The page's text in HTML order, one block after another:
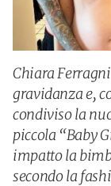
Chiara
gravidanza e,
condiviso la
piccola “Baby
impatto la
secondo la